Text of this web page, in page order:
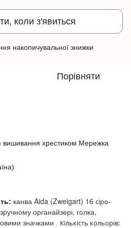
коли з'явиться
накопичувальної знижки
Порівняти
вишивання хрестиком Мережка
канва Aida (Zweigart) 16 сіро-
органайзері, голка,
значками
Кількість кольорів: